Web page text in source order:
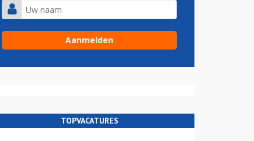
TOPVACATURES